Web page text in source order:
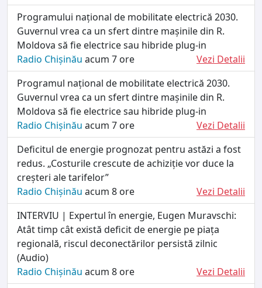
Programului național de mobilitate electrică 2030.
Guvernul vrea ca un sfert dintre mașinile din R.
Moldova să fie electrice sau hibride plug-in
Radio Chișinău acum 7 ore
Vezi Detalii
Programul național de mobilitate electrică 2030.
Guvernul vrea ca un sfert dintre mașinile din R.
Moldova să fie electrice sau hibride plug-in
Radio Chișinău acum 7 ore
Vezi Detalii
Deficitul de energie prognozat pentru astăzi a fost
redus. „Costurile crescute de achiziție vor duce la
creșteri ale tarifelor”
Radio Chișinău acum 8 ore
Vezi Detalii
INTERVIU | Expertul în energie, Eugen Muravschi:
Atât timp cât există deficit de energie pe piața
regională, riscul deconectărilor persistă zilnic
(Audio)
Radio Chișinău acum 8 ore
Vezi Detalii